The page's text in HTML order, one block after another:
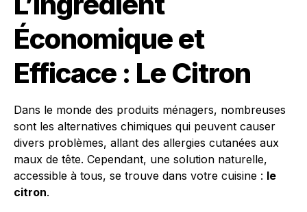
Économique et
Efficace : Le Citron
Dans le monde des produits ménagers, nombreuses
sont les alternatives chimiques qui peuvent causer
divers problèmes, allant des allergies cutanées aux
maux de tête. Cependant, une solution naturelle,
accessible à tous, se trouve dans votre cuisine : le
citron.